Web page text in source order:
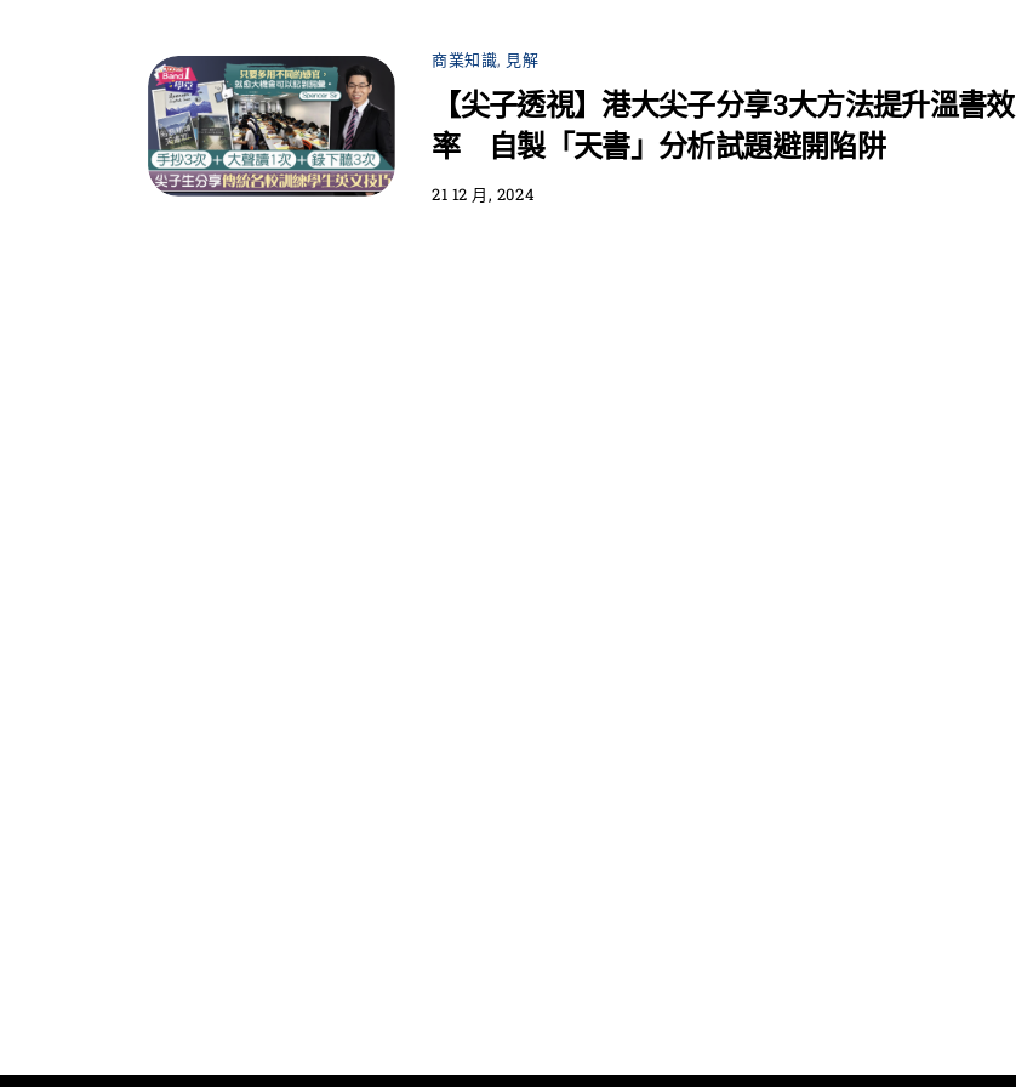
商業知識, 見解
【尖子透視】港大尖子分享3大方法提升溫書效
率 自製「天書」分析試題避開陷阱
21 12 月, 2024